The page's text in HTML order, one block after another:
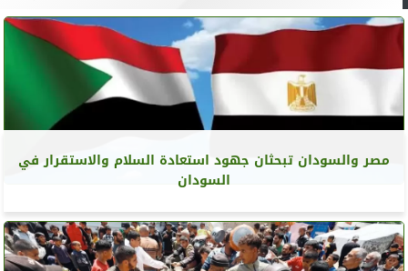
مصر والسودان تبحثان جهود استعادة السلام والاستقرار في
السودان